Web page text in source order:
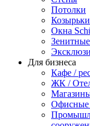
Потолки
Козырьки
Окна
Для бизнеса
Кафе /
ЖК /
Офисные